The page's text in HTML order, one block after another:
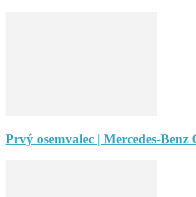
Prvý osemvalec | Mercedes-